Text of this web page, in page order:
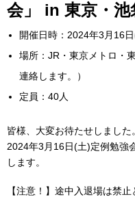
会」 in 東京・池
開催日時：2024年3月16
場所：JR・東京メトロ・
連絡します。）
定員：40人
皆様、大変お待たせしました。
2024年3月16日(土)定例勉強
します。
【注意！】途中入退場は禁